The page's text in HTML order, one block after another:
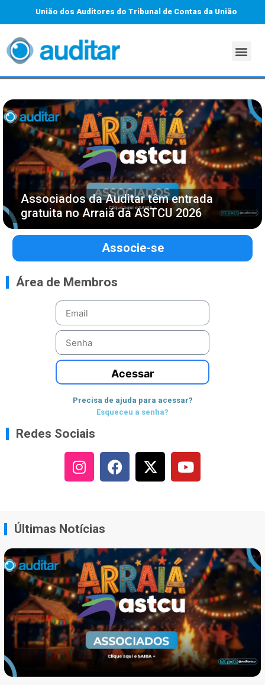
União dos Auditores do Tribunal de Contas da União
Associados da Auditar têm entrada
gratuita no Arraiá da ASTCU 2026
Associe-se
Área de Membros
Acessar
Precisa de ajuda para acessar?
Esqueceu a senha?
Redes Sociais
Últimas Notícias